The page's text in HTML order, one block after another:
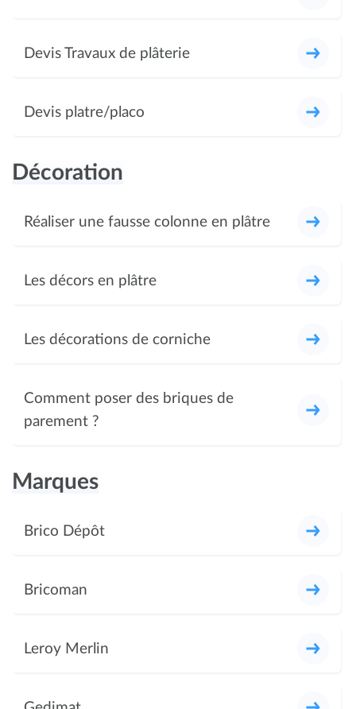
Devis Travaux de plâterie
Devis platre/placo
Décoration
Réaliser une fausse colonne en plâtre
Les décors en plâtre
Les décorations de corniche
Comment poser des briques de
parement ?
Marques
Brico Dépôt
Bricoman
Leroy Merlin